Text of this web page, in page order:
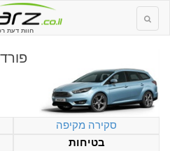
חוות דעת
סקירה מקיפה
בטיחות